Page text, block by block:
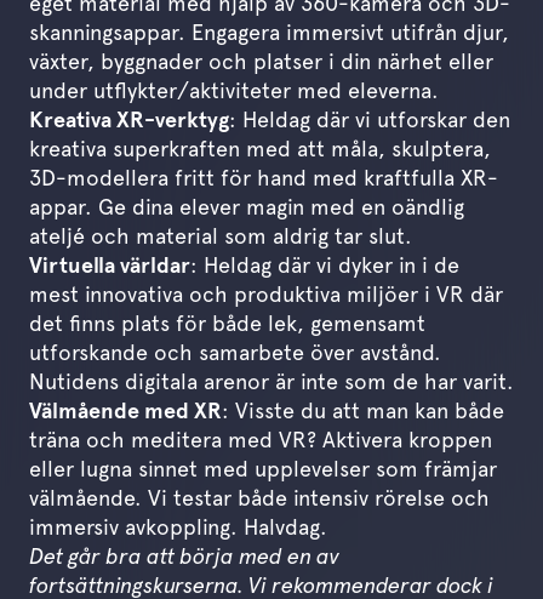
skanningsappar. Engagera immersivt utifrån djur,
växter, byggnader och platser i din närhet eller
under utflykter/aktiviteter med eleverna.
Kreativa XR-verktyg: Heldag där vi utforskar den
kreativa superkraften med att måla, skulptera,
3D-modellera fritt för hand med kraftfulla XR-
appar. Ge dina elever magin med en oändlig
ateljé och material som aldrig tar slut.
Virtuella världar: Heldag där vi dyker in i de
mest innovativa och produktiva miljöer i VR där
det finns plats för både lek, gemensamt
utforskande och samarbete över avstånd.
Nutidens digitala arenor är inte som de har varit.
Välmående med XR: Visste du att man kan både
träna och meditera med VR? Aktivera kroppen
eller lugna sinnet med upplevelser som främjar
välmående. Vi testar både intensiv rörelse och
immersiv avkoppling. Halvdag.
Det går bra att börja med en av
fortsättningskurserna. Vi rekommenderar dock i